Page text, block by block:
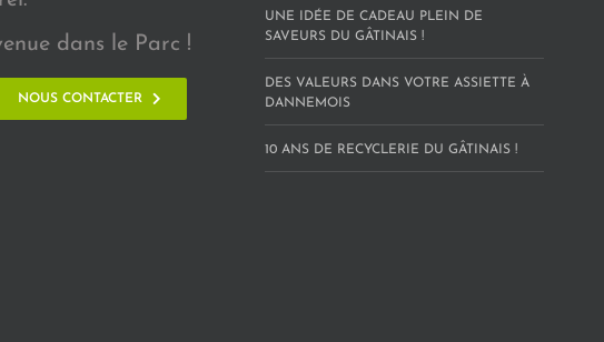
dans le Parc !
NOUS CONTACTER
UNE IDÉE DE CADEAU PLEIN DE
SAVEURS DU GÂTINAIS !
DES VALEURS DANS VOTRE ASSIETTE À
DANNEMOIS
10 ANS DE RECYCLERIE DU GÂTINAIS !